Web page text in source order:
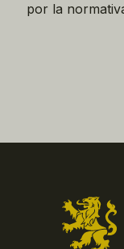
por la